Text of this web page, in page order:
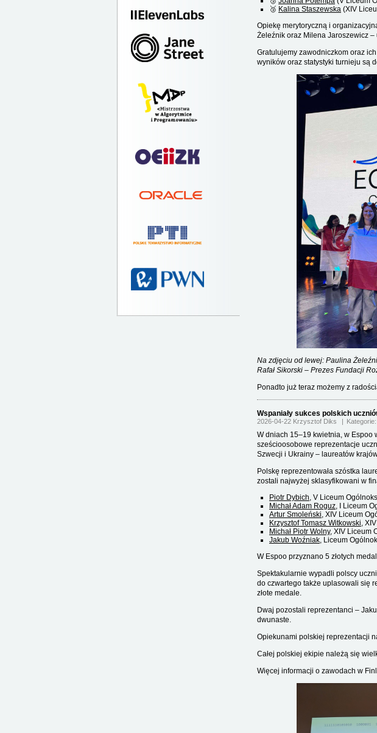
🥉 Kalina Staszewska (XIV
Opiekę merytoryczną i
Żeleźnik oraz Milena Jaroszewicz
Gratulujemy zawodniczkom oraz
wyników oraz statystyki turnieju są
Na zdjęciu od lewej: Paulina
Rafał Sikorski – Prezes Fundacji
Ponadto już teraz możemy z
Wspaniały sukces polskich
2026-04-22 Krzysztof Diks Kategorie:
W dniach 15–19 kwietnia, w Espoo
sześcioosobowe reprezentacje
Szwecji i Ukrainy – laureatów
Polskę reprezentowała szóstka
zostali najwyżej sklasyfikowani w
Piotr Dybich, V Liceum
Michał Adam Roguz, I Liceum
Artur Smoleński, XIV Liceum
Krzysztof Tomasz Witkowski,
Michał Piotr Wolny, XIV Liceum
Jakub Woźniak, Liceum
W Espoo przyznano 5 złotych
Spektakularnie wypadli polscy
do czwartego także uplasowali się
złote medale.
Dwaj pozostali reprezentanci –
dwunaste.
Opiekunami polskiej reprezentacji
Całej polskiej ekipie należą się
Więcej informacji o zawodach w